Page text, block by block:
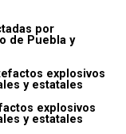
por
de Puebla y
explosivos
y estatales
explosivos
y estatales